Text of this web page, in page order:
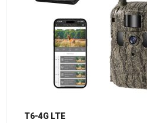
T6-4G LTE